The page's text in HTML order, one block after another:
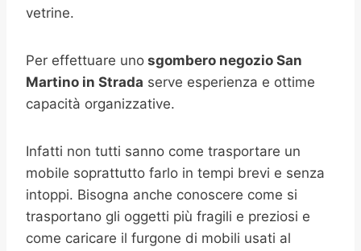
vetrine.
Per effettuare uno sgombero negozio San
Martino in Strada serve esperienza e ottime
capacità organizzative.
Infatti non tutti sanno come trasportare un
mobile soprattutto farlo in tempi brevi e senza
intoppi. Bisogna anche conoscere come si
trasportano gli oggetti più fragili e preziosi e
come caricare il furgone di mobili usati al